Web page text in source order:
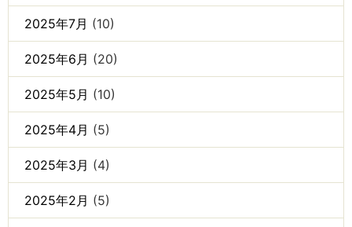
2025年7月 (10)
2025年6月 (20)
2025年5月 (10)
2025年4月 (5)
2025年3月 (4)
2025年2月 (5)